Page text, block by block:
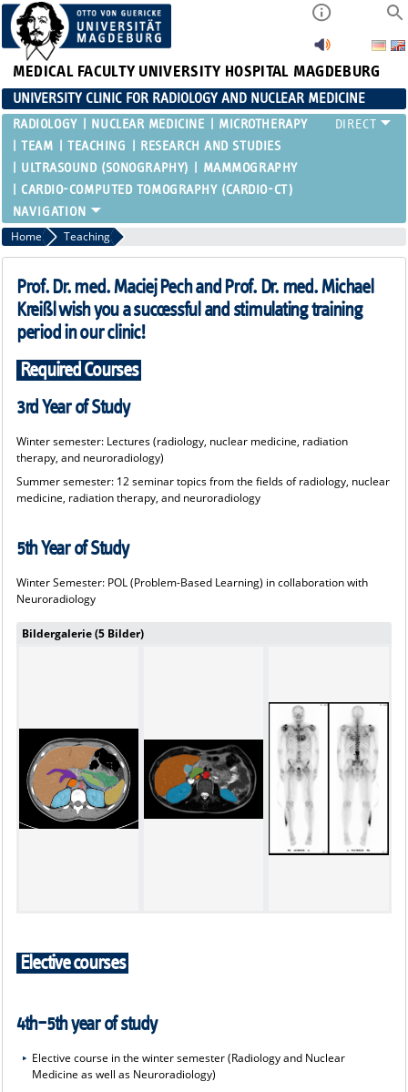
MEDICAL FACULTY UNIVERSITY HOSPITAL MAGDEBURG
UNIVERSITY CLINIC FOR RADIOLOGY AND NUCLEAR MEDICINE
RADIOLOGY NUCLEAR MEDICINE
MICROTHERAPY
TEAM
TEACHING
RESEARCH AND STUDIES
ULTRASOUND (SONOGRAPHY)
MAMMOGRAPHY
CARDIO-COMPUTED TOMOGRAPHY (CARDIO-CT)
Home Teaching
Prof. Dr. med. Maciej Pech and Prof. Dr. med. Michael
Kreißl wish you a successful and stimulating training
period in our clinic!
Required Courses
3rd Year of Study
Winter semester: Lectures (radiology, nuclear medicine, radiation
therapy, and neuroradiology)
Summer semester: 12 seminar topics from the fields of radiology, nuclear
medicine, radiation therapy, and neuroradiology
5th Year of Study
Winter Semester: POL (Problem-Based Learning) in collaboration with
Neuroradiology
Bildergalerie (5 Bilder)
Elective courses
4th–5th year of study
Elective course in the winter semester (Radiology and Nuclear
Medicine as well as Neuroradiology)